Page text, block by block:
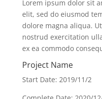
Lorem ipsum dolor sit
elit, sed do eiusmod
dolore magna aliqua.
nostrud exercitation
ex ea commodo
Project Name
Start Date: 2019/11/2